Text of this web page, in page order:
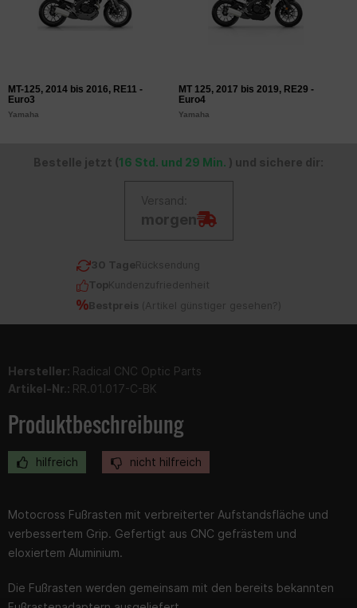
MT-125, 2014 bis 2016, RE11 -
Euro3
Yamaha
MT 125, 2017 bis 2019, RE29 -
Euro4
Yamaha
Bestelle jetzt (16 Std. und 29 Min. ) und sichere dir:
Versand:
morgen
30 TageRücksendung
TopKundenzufriedenheit
Bestpreis ( Artikel günstiger gesehen? )
Hersteller: Radical CNC Optic Parts
Artikel-Nr.: RR.01.017-C-BK
Produktbeschreibung
hilfreich nicht hilfreich
Motocross Fußrasten mit verbreiterter Aufstandsfläche und
verbessertem Grip. Gefertigt aus CNC gefrästem und
eloxiertem Aluminium.
Die Fußrasten werden gemeinsam mit den bereits bekannten